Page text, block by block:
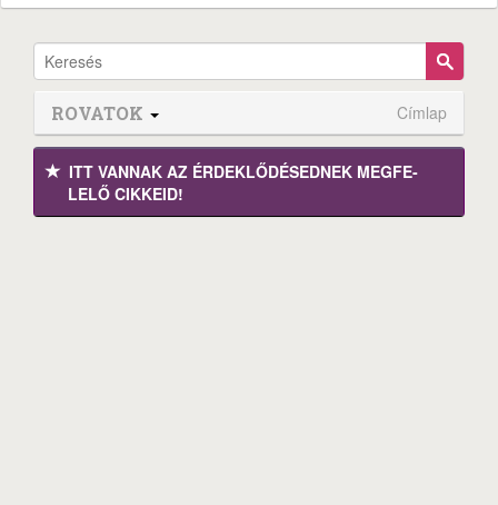
ROVATOK Címlap
ITT VANNAK AZ ÉRDEK­LŐDÉ­SEDNEK MEGFE­
LELŐ CIKKEID!